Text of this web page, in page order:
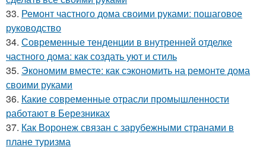
33. Ремонт частного дома своими руками: пошаговое
руководство
34. Современные тенденции в внутренней отделке
частного дома: как создать уют и стиль
35. Экономим вместе: как сэкономить на ремонте дома
своими руками
36. Какие современные отрасли промышленности
работают в Березниках
37. Как Воронеж связан с зарубежными странами в
плане туризма